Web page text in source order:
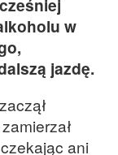
w
jazdę.
ani